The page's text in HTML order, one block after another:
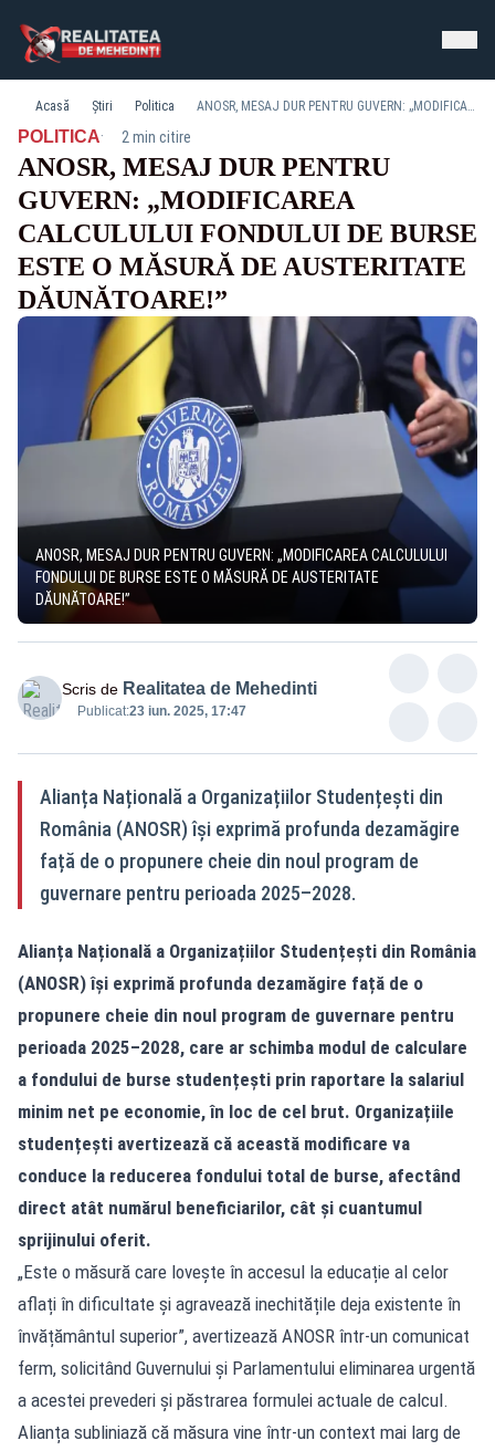
Acasă Știri Politica ANOSR, MESAJ DUR PENTRU GUVERN: „MODIFICAREA CALCULULUI FONDULUI DE BURSE ESTE O MĂSURĂ DE AUSTERITATE DĂUNĂTOARE!”
POLITICA· 2 min citire
ANOSR, MESAJ DUR PENTRU
GUVERN: „MODIFICAREA
CALCULULUI FONDULUI DE BURSE
ESTE O MĂSURĂ DE AUSTERITATE
DĂUNĂTOARE!”
ANOSR, MESAJ DUR PENTRU GUVERN: „MODIFICAREA CALCULULUI
FONDULUI DE BURSE ESTE O MĂSURĂ DE AUSTERITATE
DĂUNĂTOARE!”
Scris de Realitatea de Mehedinti
Publicat:23 iun. 2025, 17:47
Alianța Națională a Organizațiilor Studențești din
România (ANOSR) își exprimă profunda dezamăgire
față de o propunere cheie din noul program de
guvernare pentru perioada 2025–2028.
Alianța Națională a Organizațiilor Studențești din România
(ANOSR) își exprimă profunda dezamăgire față de o
propunere cheie din noul program de guvernare pentru
perioada 2025–2028, care ar schimba modul de calculare
a fondului de burse studențești prin raportare la salariul
minim net pe economie, în loc de cel brut. Organizațiile
studențești avertizează că această modificare va
conduce la reducerea fondului total de burse, afectând
direct atât numărul beneficiarilor, cât și cuantumul
sprijinului oferit.
„Este o măsură care lovește în accesul la educație al celor
aflați în dificultate și agravează inechitățile deja existente în
învățământul superior”, avertizează ANOSR într-un comunicat
ferm, solicitând Guvernului și Parlamentului eliminarea urgentă
a acestei prevederi și păstrarea formulei actuale de calcul.
Alianța subliniază că măsura vine într-un context mai larg de